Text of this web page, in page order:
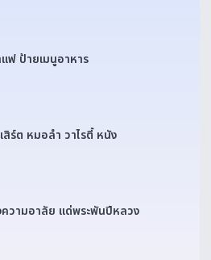
ฟ ป้ายเมนูอาหาร
โปสเตอร์ คอนเสิร์ต หมอลำ วาไรตี้ หนัง
ความอาลัย แด่พระพันปีหลวง